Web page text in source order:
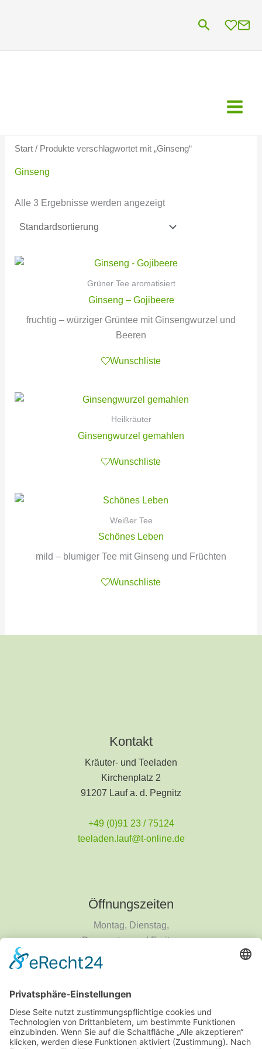
Suchen
Start/ Produkte verschlagwortet mit „Ginseng“
Ginseng
Alle 3 Ergebnisse werden angezeigt
Grüner Tee aromatisiert
Ginseng – Gojibeere
fruchtig – würziger Grüntee mit Ginsengwurzel und
Beeren
Wunschliste
Heilkräuter
Ginsengwurzel gemahlen
Wunschliste
Weißer Tee
Schönes Leben
mild – blumiger Tee mit Ginseng und Früchten
Wunschliste
Kontakt
Kräuter- und Teeladen
Kirchenplatz 2
91207 Lauf a. d. Pegnitz
+49 (0)91 23 / 75124
teeladen.lauf@t-online.de
Öffnungszeiten
Montag, Dienstag,
Donnerstag und Freitag
9 - 14 Uhr